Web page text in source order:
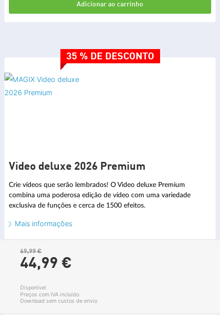
Adicionar ao carrinho
35 % DE DESCONTO
Video deluxe 2026 Premium
Crie vídeos que serão lembrados! O Video deluxe Premium
combina uma poderosa edição de vídeo com uma variedade
exclusiva de funções e cerca de 1500 efeitos.
Mais informações
69,99 €
44,99 €
Disponível
Preços com IVA incluído
Download sem custos de envio